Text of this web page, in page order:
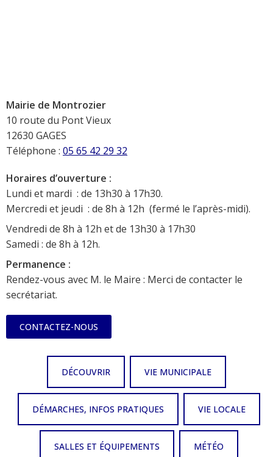
Mairie de Montrozier
10 route du Pont Vieux
12630 GAGES
Téléphone : 05 65 42 29 32
Horaires d’ouverture :
Lundi et mardi : de 13h30 à 17h30.
Mercredi et jeudi : de 8h à 12h (fermé le l’après-midi).
Vendredi de 8h à 12h et de 13h30 à 17h30
Samedi : de 8h à 12h.
Permanence :
Rendez-vous avec M. le Maire : Merci de contacter le
secrétariat.
CONTACTEZ-NOUS
DÉCOUVRIR VIE MUNICIPALE
DÉMARCHES, INFOS PRATIQUES VIE LOCALE
SALLES ET ÉQUIPEMENTS MÉTÉO